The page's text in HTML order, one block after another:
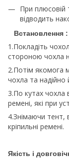
При плюсовій
відводить
Встановлення :
1.Покладіть
стороною чохла
2.Потім якомога
чохла та надійно
3.По кутах чохла
ремені, які при
4.Знімаючи тент,
кріпильні ремені.
Якість і